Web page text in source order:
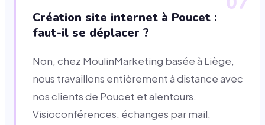
Création site internet à Poucet :
faut-il se déplacer ?
Non, chez MoulinMarketing basée à Liège,
nous travaillons entièrement à distance avec
nos clients de Poucet et alentours.
Visioconférences, échanges par mail,